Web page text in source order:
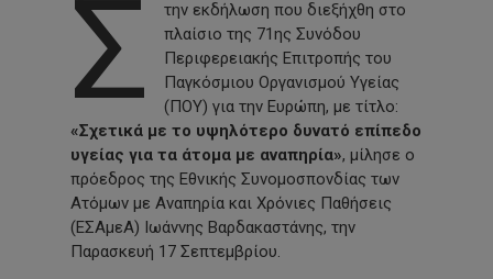
Σ
την εκδήλωση που διεξήχθη στο
πλαίσιο της 71ης Συνόδου
Περιφερειακής Επιτροπής του
Παγκόσμιου Οργανισμού Υγείας
(ΠΟΥ) για την Ευρώπη, με τίτλο:
«Σχετικά με το υψηλότερο δυνατό επίπεδο
υγείας για τα άτομα με αναπηρία», μίλησε ο
πρόεδρος της Εθνικής Συνομοσπονδίας των
Ατόμων με Αναπηρία και Χρόνιες Παθήσεις
(ΕΣΑμεΑ) Ιωάννης Βαρδακαστάνης, την
Παρασκευή 17 Σεπτεμβρίου.